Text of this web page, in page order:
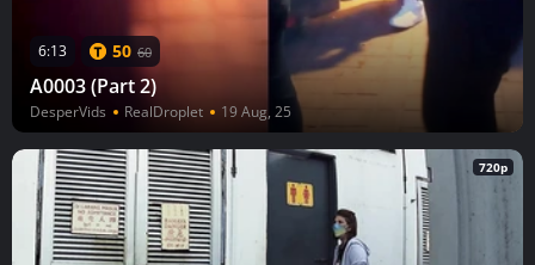
6:13 50 60
A0003 (Part 2)
DesperVids RealDroplet 19 Aug, 25
720p